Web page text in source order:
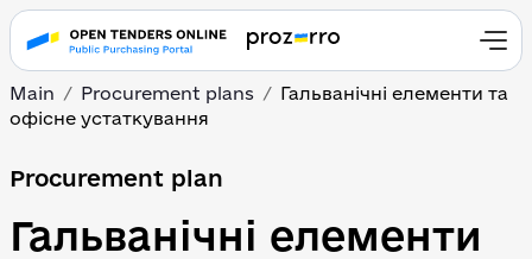
Main Procurement plans
Гальванічні елементи та
офісне устаткування
Procurement plan
Гальванічні елементи